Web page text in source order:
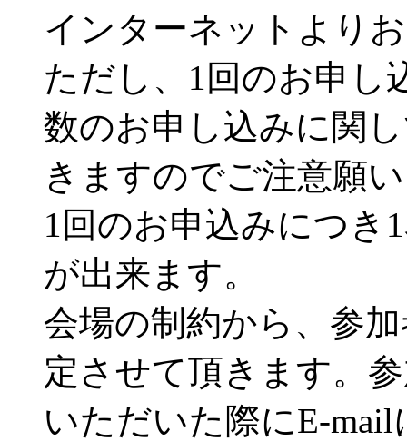
インターネットより
ただし、1回のお申し
数のお申し込みに関
きますのでご注意願
1回のお申込みにつき
が出来ます。
会場の制約から、参
定させて頂きます。
いただいた際にE-